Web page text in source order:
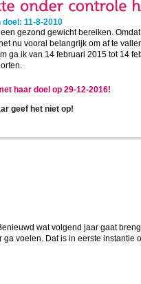
11-8-2010
gezond gewicht bereiken.
nu vooral belangrijk om af te
ga ik van 14 februari 2015 tot 14
haar doel op 29-12-2016!
geef het niet op!
wat volgend jaar gaat
voelen. Dat is in eerste instantie